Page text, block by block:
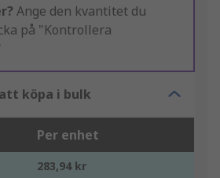
Ange den kvantitet du
på "Kontrollera
köpa i bulk
Per enhet
283,94 kr